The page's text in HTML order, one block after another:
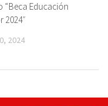
“Beca Educación
2024″
2024